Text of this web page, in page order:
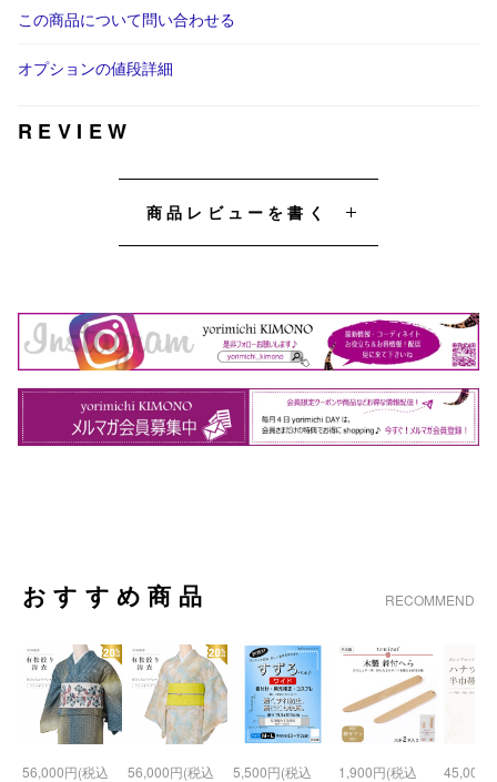
この商品について問い合わせる
オプションの値段詳細
REVIEW
商品レビューを書く
おすすめ商品 RECOMMEND
56,000円(税込
56,000円(税込
5,500円(税込
1,900円(税込
45,000